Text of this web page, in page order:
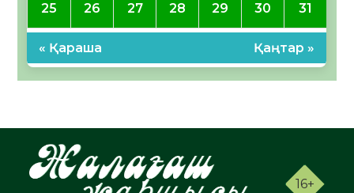
25 26 27 28 29 30 31
« Қараша Қаңтар »
16+